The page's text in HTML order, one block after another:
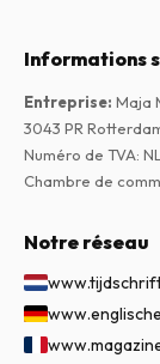
Informations
Entreprise: Maja
3043 PR
Numéro de TVA:
Chambre de
Notre réseau